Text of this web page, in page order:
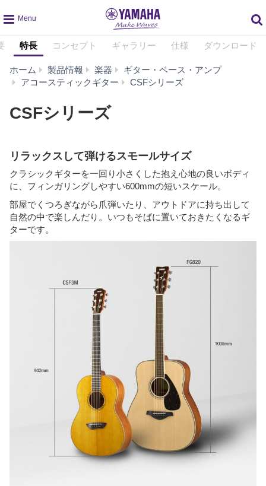
global
navigation
特長 コンセプト ギャラリー 仕様 ダウンロード
ホーム 製品情報 楽器
ギター・ベース・アンプ
アコースティックギター
CSFシリーズ
CSFシリーズ
リラックスして弾けるスモールサイズ
クラシックギターを一回り小さくした抱え心地の良いボディ
に、フィンガリングしやすい600mmの短いスケール。
部屋でくつろぎながら爪弾いたり、アウトドアに持ち出して
自然の中で楽しんだり。いつもそばに置いておきたくなるギ
ターです。